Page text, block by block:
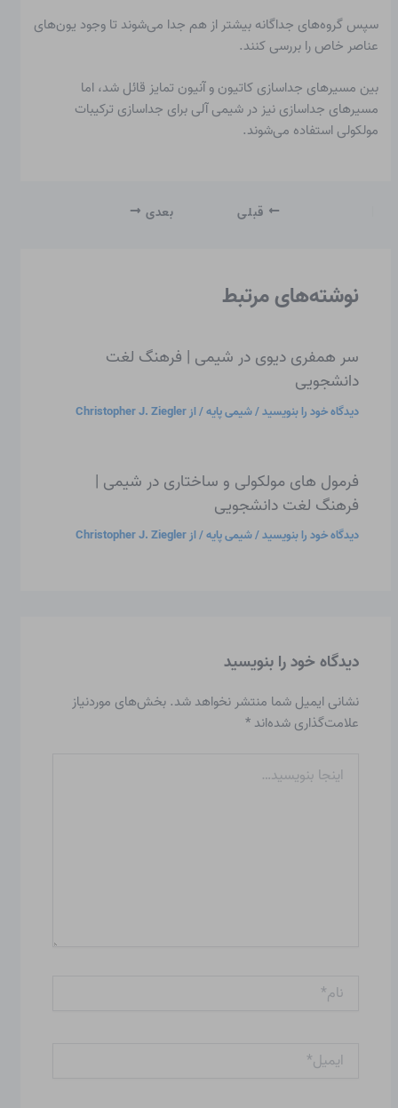
سپس گروه‌های جداگانه بیشتر از هم جدا می‌شوند تا وجود یون‌های
عناصر خاص را بررسی کنند.
بین مسیرهای جداسازی کاتیون و آنیون تمایز قائل شد، اما
مسیرهای جداسازی نیز در شیمی آلی برای جداسازی ترکیبات
مولکولی استفاده می‌شوند.
قبلی بعدی
نوشته‌های مرتبط
سر همفری دیوی در شیمی | فرهنگ لغت
دانشجویی
دیدگاه‌ خود را بنویسید/شیمی پایه/ ازChristopher J. Ziegler
فرمول های مولکولی و ساختاری در شیمی |
فرهنگ لغت دانشجویی
دیدگاه‌ خود را بنویسید/شیمی پایه/ ازChristopher J. Ziegler
دیدگاه‌ خود را بنویسید
نشانی ایمیل شما منتشر نخواهد شد. بخش‌های موردنیاز
علامت‌گذاری شده‌اند*
بنویسید…
ایمیل*